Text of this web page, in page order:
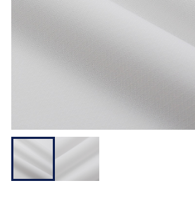
ログイ
問い合わせ
大阪本社 〒541-0052 大阪府
東京本社 〒150-0001 東京都渋